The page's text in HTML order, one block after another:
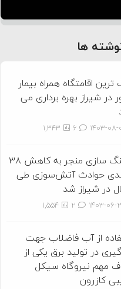
ها
ترین اقامتگاه همراه بیمار
در شیراز بهره برداری می
۰۸-۰۹ 1,343
فرهنگ سازی منجر به کاهش ۳۸
حوادث آتش‌سوزی طی
در شیراز شد
۰۶-۲۷ 1,554
از آب فاضلاب جهت
در تولید برق یکی از
مهم نیروگاه سیکل
کازرون